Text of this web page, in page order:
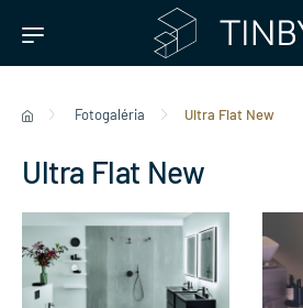
Fotogaléria Ultra Flat New
Ultra Flat New